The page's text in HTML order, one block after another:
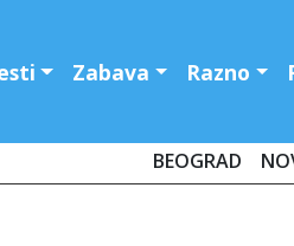
Zabava Razno
BEOGRAD